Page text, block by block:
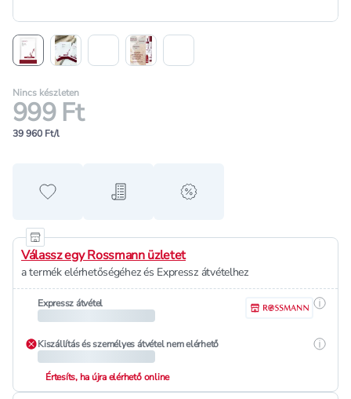
Nincs készleten
999 Ft
39 960 Ft/l
Hozzáadás a kedvencekhez
Hozzáadás a bevásárló listához
alert when on sale
Válassz egy Rossmann üzletet
a termék elérhetőségéhez és Expressz átvételhez
Expressz átvétel
Kiszállítás és személyes átvétel nem elérhető
Értesíts, ha újra elérhető online